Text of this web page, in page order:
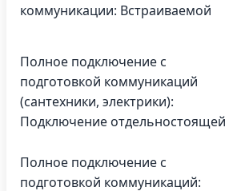
коммуникации: Встраиваемой
Полное подключение с
подготовкой коммуникаций
(сантехники, электрики):
Подключение отдельностоящей
Полное подключение с
подготовкой коммуникаций: